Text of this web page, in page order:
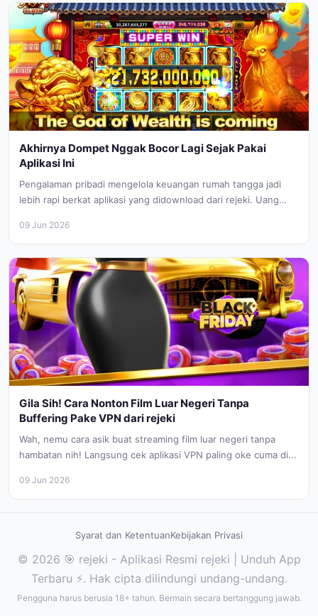
Akhirnya Dompet Nggak Bocor Lagi Sejak Pakai
Aplikasi Ini
Pengalaman pribadi mengelola keuangan rumah tangga jadi
lebih rapi berkat aplikasi yang didownload dari rejeki. Uang
09 Jun 2026
Gila Sih! Cara Nonton Film Luar Negeri Tanpa
Buffering Pake VPN dari rejeki
Wah, nemu cara asik buat streaming film luar negeri tanpa
hambatan nih! Langsung cek aplikasi VPN paling oke cuma di...
09 Jun 2026
Syarat dan KetentuanKebijakan Privasi
© 2026 🎯 rejeki - Aplikasi Resmi rejeki | Unduh App
Terbaru ⚡. Hak cipta dilindungi undang-undang.
Pengguna harus berusia 18+ tahun. Bermain secara bertanggung jawab.